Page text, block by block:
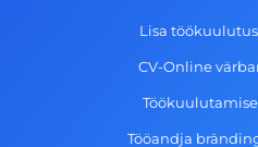
Lisa
CV-Online
Tööandja